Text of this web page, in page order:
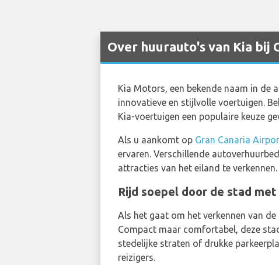
Over huurauto's van Kia bij
Kia Motors, een bekende naam in
innovatieve en stijlvolle voertuigen.
Kia-voertuigen een populaire keuze
Als u aankomt op Gran Canaria
ervaren. Verschillende
attracties van het eiland te verkennen.
Rijd soepel door de stad met
Als het gaat om het verkennen van
Compact maar comfortabel, deze
stedelijke straten of drukke
reizigers.